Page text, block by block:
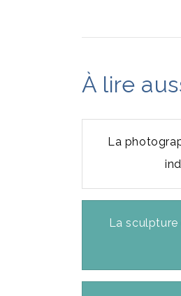
À lire
La
La sculpture